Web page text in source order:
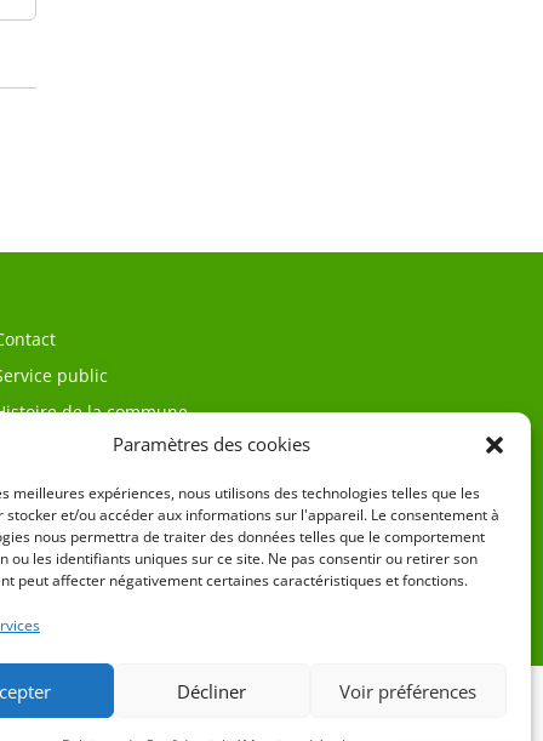
Paramètres des cookies
meilleures expériences, nous utilisons des technologies telles que les
stocker et/ou accéder aux informations sur l'appareil. Le consentement à
nous permettra de traiter des données telles que le comportement
ou les identifiants uniques sur ce site. Ne pas consentir ou retirer son
peut affecter négativement certaines caractéristiques et fonctions.
Décliner Voir préférences
public
de la commune